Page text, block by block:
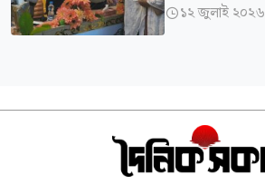
১২ জুলাই ২০২৬